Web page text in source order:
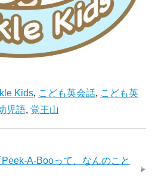
Kids, こども英会話, こども英
児語, 覚王山
A-Booって、なんのこと